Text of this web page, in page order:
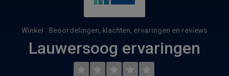
Winkel : Beoordelingen, klachten, ervaringen en reviews
Lauwersoog ervaringen